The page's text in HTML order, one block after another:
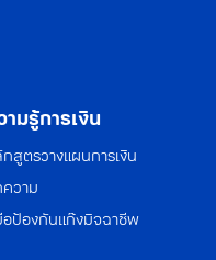
ามรู้การเงิน
สูตรวางแผนการเงิน
วาม
ป้องกันแก๊งมิจฉาชีพ